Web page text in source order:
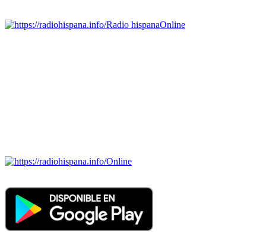
Radio hispanaOnline
Online